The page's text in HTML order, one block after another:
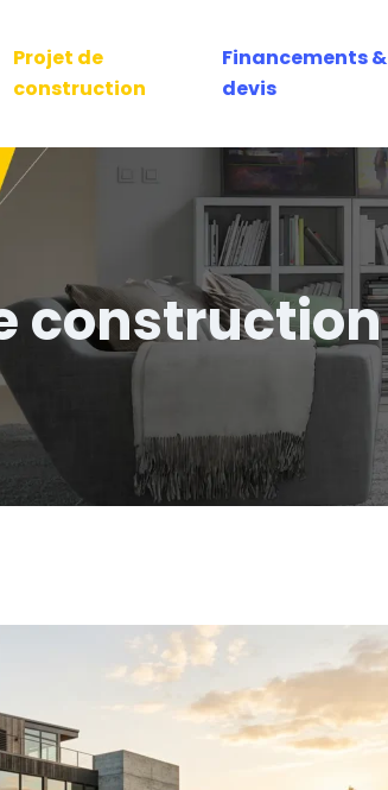
Projet de
construction
Financements &
devis
construction